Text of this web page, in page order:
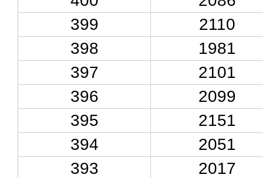
399
2110
398
1981
397
2101
396
2099
395
2151
394
2051
393
2017